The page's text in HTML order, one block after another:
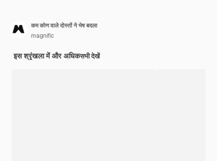
कम कोण वाले दोस्तों ने भेष बदला
magnific
इस श्रृंखला में और अधिकसभी देखें